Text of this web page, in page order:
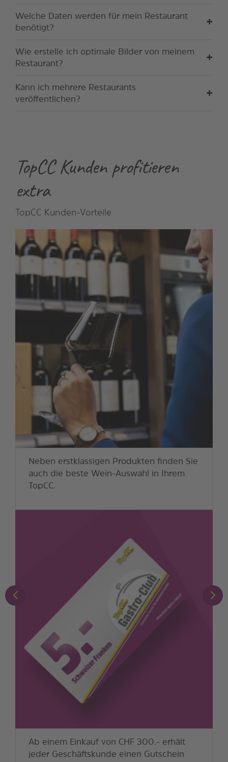
Welche Daten werden für mein Restaurant
benötigt?
Wie erstelle ich optimale Bilder von meinem
Restaurant?
Kann ich mehrere Restaurants
veröffentlichen?
TopCC Kunden profitieren
extra
TopCC Kunden-Vorteile
Neben erstklassigen Produkten finden Sie
auch die beste Wein-Auswahl in Ihrem
TopCC.
Ab einem Einkauf von CHF 300.- erhält
jeder Geschäftskunde einen Gutschein